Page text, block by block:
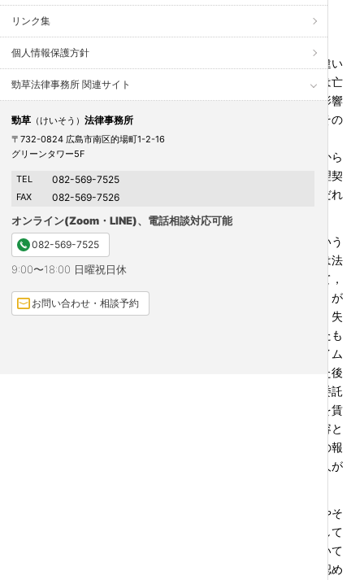
合には，「失踪宣告」という制度も存在します。
「不在者財産管理」の制度と「失踪宣告」の制度の一番の違い
は「失踪宣告」が裁判所によってなされてしまうと，その方は亡
くなったという扱いがなされ相続の開始などがなされるなど影響
が大きな点です。いずれの制度も法律上は，「利害関係人」その
他の請求により家庭裁判所が判断を行う制度とされています。
「不在者財産管理制度」以外に，仮にその方の行方などがわから
ない場合を含めて財産管理を円滑に行おうと思えば，財産管理契
約を締結しておくという方法もあります。ただ，報告などをだれ
に行えばいいのかという点で問題が生じることはありえます。
先ほど触れた「利害関係人」の範囲が同じなのかどうかという
点が問題になることはありえます。ここでの「利害関係」とは法
律上の利害関係です。比較的最近に問題になったケースとして，
死後事務委任契約などを締結した受任者（管理などを行う方）が
委託した方の相続人について失踪宣告の申し立てをした際に，失
踪宣告における「利害関係人」に該当するのかが問題になったも
のがあります（東京高裁令和２年１１月３０日決定・判例タイム
ス１４８６号２８頁）。このケースでは委託者から亡くなった後
の財産管理などの契約を締結し，受託者である士業の方が，委託
者の死亡後に預金の解約などを行うことや所有している家屋を賃
貸に出すこと等の管理を行い，そこから報酬をえることを内容と
する契約のようです。委託者の相続人がいれば当然管理内容の報
告などを行うとともに報酬請求をすることになります（相続人が
「失踪宣告」の申し立てをせずとも，「不在者財産管理」やそ
の中で「不在者財産管理人」から「失踪宣告」の申し立てをして
もらうというやや遠回りな方法もある中で，その相続人について
の「失踪宣告」の申し立てを行ったものの，それが裁判所に認め
リンク集
個人情報保護方針
勁草法律事務所 関連サイト
勁草 （けいそう） 法律事務所
〒732-0824 広島市南区的場町1-2-16
グリーンタワー5F
TEL 082-569-7525
FAX 082-569-7526
オンライン(Zoom・LINE)、電話相談対応可能
082-569-7525
9:00〜18:00 日曜祝日休
お問い合わせ・相談予約